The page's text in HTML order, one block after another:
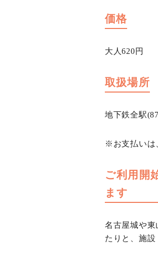
価格
大人620円
取扱場所
地下鉄全駅
※お支払いは
ご利用開
ます
名古屋城や
たりと、施設